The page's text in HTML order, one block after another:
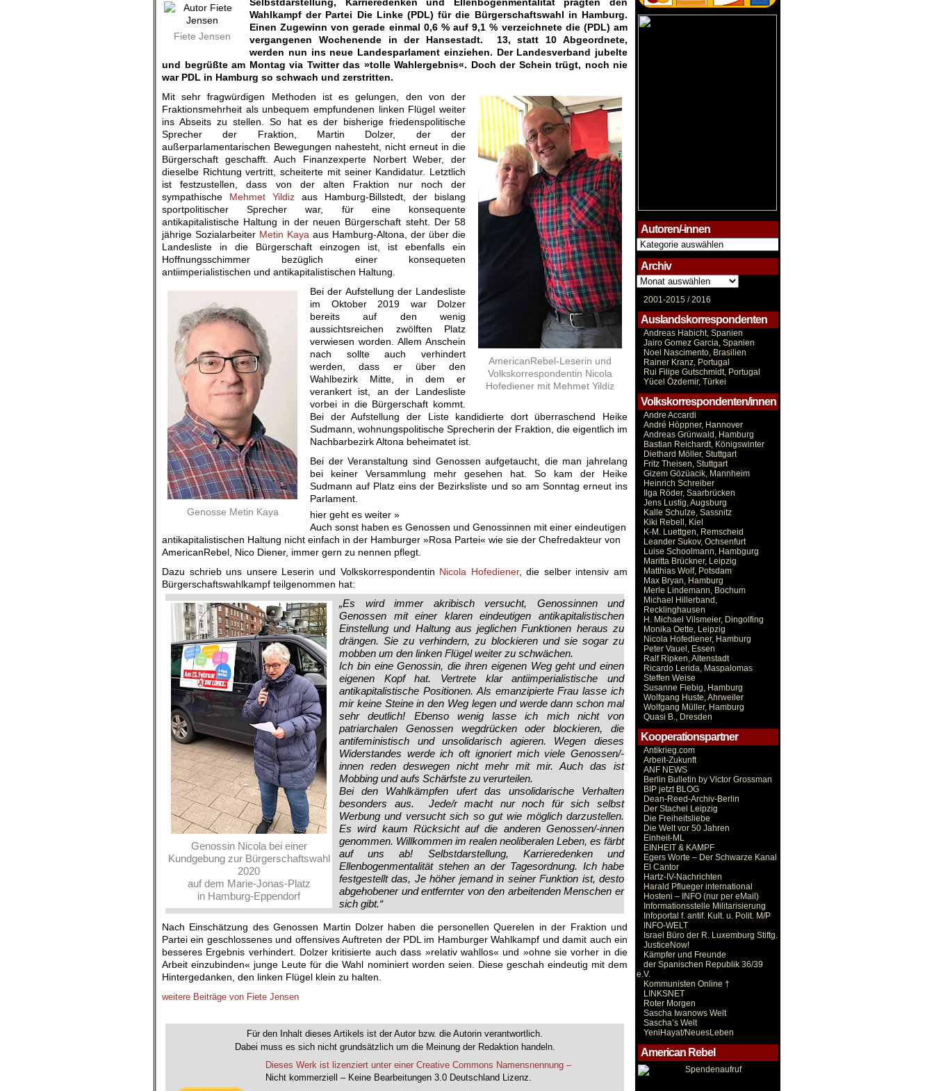
Fiete Jensen
Wahlkampf der Partei Die Linke (PDL) für die Bürgerschaftswahl in Hamburg.
Einen Zugewinn von gerade einmal 0,6 % auf 9,1 % verzeichnete die (PDL) am
vergangenen Wochenende in der Hansestadt. 13, statt 10 Abgeordnete,
werden nun ins neue Landesparlament einziehen. Der Landesverband jubelte
und begrüßte am Montag via Twitter das »tolle Wahlergebnis«. Doch der Schein trügt, noch nie
war PDL in Hamburg so schwach und zerstritten.
AmericanRebel-Leserin und
Volkskorrespondentin Nicola
Hofediener mit Mehmet Yildiz
Mit sehr fragwürdigen Methoden ist es gelungen, den von der
Fraktionsmehrheit als unbequem empfundenen linken Flügel weiter
ins Abseits zu stellen. So hat es der bisherige friedenspolitische
Sprecher der Fraktion, Martin Dolzer, der der
außerparlamentarischen Bewegungen nahesteht, nicht erneut in die
Bürgerschaft geschafft. Auch Finanzexperte Norbert Weber, der
dieselbe Richtung vertritt, scheiterte mit seiner Kandidatur. Letztlich
ist festzustellen, dass von der alten Fraktion nur noch der
sympathische Mehmet Yildiz aus Hamburg-Billstedt, der bislang
sportpolitischer Sprecher war, für eine konsequente
antikapitalistische Haltung in der neuen Bürgerschaft steht. Der 58
jährige Sozialarbeiter Metin Kaya aus Hamburg-Altona, der über die
Landesliste in die Bürgerschaft einzogen ist, ist ebenfalls ein
Hoffnungsschimmer bezüglich einer konsequeten
antiimperialistischen und antikapitalistischen Haltung.
Genosse Metin Kaya
Bei der Aufstellung der Landesliste
im Oktober 2019 war Dolzer
bereits auf den wenig
aussichtsreichen zwölften Platz
verwiesen worden. Allem Anschein
nach sollte auch verhindert
werden, dass er über den
Wahlbezirk Mitte, in dem er
verankert ist, an der Landesliste
vorbei in die Bürgerschaft kommt.
Bei der Aufstellung der Liste kandidierte dort überraschend Heike
Sudmann, wohnungspolitische Sprecherin der Fraktion, die eigentlich im
Nachbarbezirk Altona beheimatet ist.
Bei der Veranstaltung sind Genossen aufgetaucht, die man jahrelang
bei keiner Versammlung mehr gesehen hat. So kam der Heike
Sudmann auf Platz eins der Bezirksliste und so am Sonntag erneut ins
Parlament.
hier geht es weiter »
Auch sonst haben es Genossen und Genossinnen mit einer eindeutigen
antikapitalistischen Haltung nicht einfach in der Hamburger »Rosa Partei« wie sie der Chefredakteur von
AmericanRebel, Nico Diener, immer gern zu nennen pflegt.
Dazu schrieb uns unsere Leserin und Volkskorrespondentin Nicola Hofediener, die selber intensiv am
Bürgerschaftswahlkampf teilgenommen hat:
Genossin Nicola bei einer
Kundgebung zur Bürgerschaftswahl
2020
auf dem Marie-Jonas-Platz
in Hamburg-Eppendorf
„Es wird immer akribisch versucht, Genossinnen und
Genossen mit einer klaren eindeutigen antikapitalistischen
Einstellung und Haltung aus jeglichen Funktionen heraus zu
drängen. Sie zu verhindern, zu blockieren und sie sogar zu
mobben um den linken Flügel weiter zu schwächen.
Ich bin eine Genossin, die ihren eigenen Weg geht und einen
eigenen Kopf hat. Vertrete klar antiimperialistische und
antikapitalistische Positionen. Als emanzipierte Frau lasse ich
mir keine Steine in den Weg legen und werde dann schon mal
sehr deutlich! Ebenso wenig lasse ich mich nicht von
patriarchalen Genossen wegdrücken oder blockieren, die
antifeministisch und unsolidarisch agieren. Wegen dieses
Widerstandes werde ich oft ignoriert mich viele Genossen/-
innen reden deswegen nicht mehr mit mir. Auch das ist
Mobbing und aufs Schärfste zu verurteilen.
Bei den Wahlkämpfen ufert das unsolidarische Verhalten
besonders aus. Jede/r macht nur noch für sich selbst
Werbung und versucht sich so gut wie möglich darzustellen.
Es wird kaum Rücksicht auf die anderen Genossen/-innen
genommen. Willkommen im realen neoliberalen Leben, es färbt
auf uns ab! Selbstdarstellung, Karrieredenken und
Ellenbogenmentalität stehen an der Tagesordnung. Ich habe
festgestellt das, Je höher jemand in seiner Funktion ist, desto
abgehobener und entfernter von den arbeitenden Menschen er
sich gibt.“
Nach Einschätzung des Genossen Martin Dolzer haben die personellen Querelen in der Fraktion und
Partei ein geschlossenes und offensives Auftreten der PDL im Hamburger Wahlkampf und damit auch ein
besseres Ergebnis verhindert. Dolzer kritisierte auch dass »relativ wahllos« und »ohne sie vorher in die
Arbeit einzubinden« junge Leute für die Wahl nominiert worden seien. Diese geschah eindeutig mit dem
Hintergedanken, den linken Flügel klein zu halten.
weitere Beiträge von Fiete Jensen
Für den Inhalt dieses Artikels ist der Autor bzw. die Autorin verantwortlich.
Dabei muss es sich nicht grundsätzlich um die Meinung der Redaktion handeln.
Dieses Werk ist lizenziert unter einer Creative Commons Namensnennung –
Nicht kommerziell – Keine Bearbeitungen 3.0 Deutschland Lizenz.
Autoren/-innen
Autoren/-
innen
Archiv
Archiv
2001-2015 /2016
Auslandskorrespondenten
Andreas Habicht, Spanien
Jairo Gomez Garcia, Spanien
Noel Nascimento, Brasilien
Rainer Kranz, Portugal
Rui Filipe Gutschmidt, Portugal
Yücel Özdemir, Türkei
Volkskorrespondenten/innen
Andre Accardi
André Höppner, Hannover
Andreas Grünwald, Hamburg
Bastian Reichardt, Königswinter
Diethard Möller, Stuttgart
Fritz Theisen, Stuttgart
Gizem Gözüacik, Mannheim
Heinrich Schreiber
Ilga Röder, Saarbrücken
Jens Lustig, Augsburg
Kalle Schulze, Sassnitz
Kiki Rebell, Kiel
K-M. Luettgen, Remscheid
Leander Sukov, Ochsenfurt
Luise Schoolmann, Hambgurg
Maritta Brückner, Leipzig
Matthias Wolf, Potsdam
Max Bryan, Hamburg
Merle Lindemann, Bochum
Michael Hillerband,
Recklinghausen
H. Michael Vilsmeier, Dingolfing
Monika Oette, Leipzig
Nicola Hofediener, Hamburg
Peter Vauel, Essen
Ralf Ripken, Altenstadt
Ricardo Lerida, Maspalomas
Steffen Weise
Susanne Fiebig, Hamburg
Wolfgang Huste, Ahrweiler
Wolfgang Müller, Hamburg
Quasi B., Dresden
Kooperationspartner
Antikrieg.com
Arbeit-Zukunft
ANF NEWS
Berlin Bulletin by Victor Grossman
BIP jetzt BLOG
Dean-Reed-Archiv-Berlin
Der Stachel Leipzig
Die Freiheitsliebe
Die Welt vor 50 Jahren
Einheit-ML
EINHEIT & KAMPF
Egers Worte – Der Schwarze Kanal
El Cantor
Hartz-IV-Nachrichten
Harald Pflueger international
Hosteni – INFO (nur per eMail)
Informationsstelle Militarisierung
Infoportal f. antif. Kult. u. Polit. M/P
INFO-WELT
Israel Büro der R. Luxemburg Stiftg.
JusticeNow!
Kämpfer und Freunde
der Spanischen Republik 36/39
e.V.
Kommunisten Online †
LINKSNET
Roter Morgen
Sascha Iwanows Welt
Sascha’s Welt
YeniHayat/NeuesLeben
American Rebel